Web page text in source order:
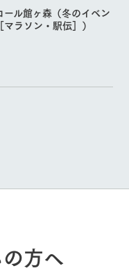
ール館ヶ森（冬のイベン
マラソン・駅伝］）
方へ